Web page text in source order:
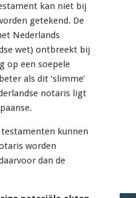
kan niet bij
getekend. De
Nederlands
wet) ontbreekt bij
op een soepele
als dit ‘slimme’
notaris ligt
testamenten kunnen
worden
dan de